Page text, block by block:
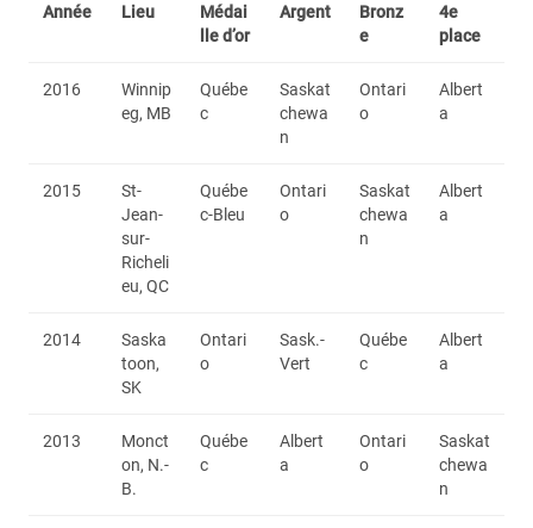
Année Lieu
Médai
lle d’or
Argent
Bronz
e
4e
place
2016
Winnip
eg, MB
Québe
c
Saskat
chewa
n
Ontari
o
Albert
a
2015
St-
Jean-
sur-
Richeli
eu, QC
Québe
c-Bleu
Ontari
o
Saskat
chewa
n
Albert
a
2014
Saska
toon,
SK
Ontari
o
Sask.-
Vert
Québe
c
Albert
a
2013
Monct
on, N.-
B.
Québe
c
Albert
a
Ontari
o
Saskat
chewa
n